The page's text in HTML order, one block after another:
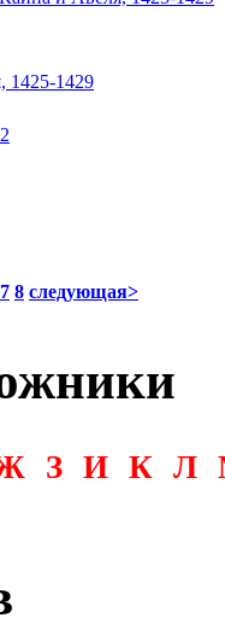
1425-1429
7 8 следующая>
З И К Л